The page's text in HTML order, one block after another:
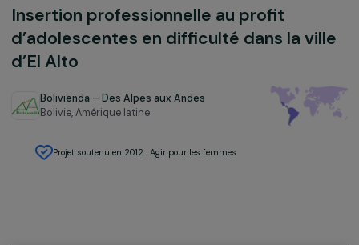
Formation & insertion professionnelle
Insertion professionnelle au profit
d’adolescentes en difficulté dans la
d’El Alto
Bolivienda – Des Alpes aux Andes